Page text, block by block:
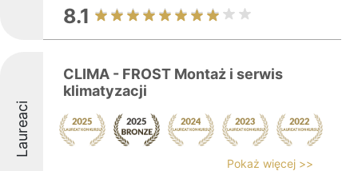
8.1
Laureaci
CLIMA - FROST Montaż i serwis
klimatyzacji
Pokaż więcej >>